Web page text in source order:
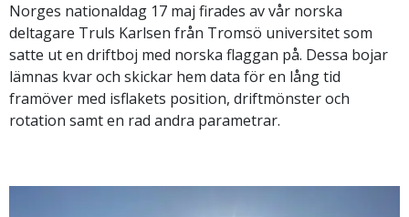
Norges nationaldag 17 maj firades av vår norska
deltagare Truls Karlsen från Tromsö universitet som
satte ut en driftboj med norska flaggan på. Dessa bojar
lämnas kvar och skickar hem data för en lång tid
framöver med isflakets position, driftmönster och
rotation samt en rad andra parametrar.